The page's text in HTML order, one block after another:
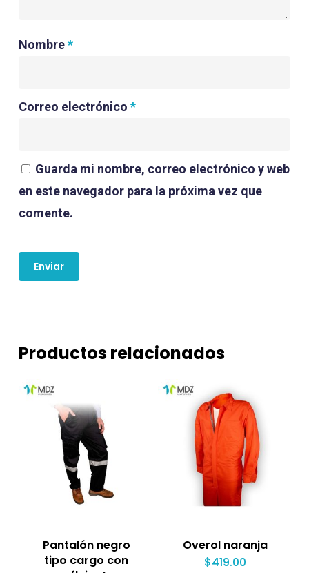
Nombre*
Correo electrónico *
Guarda mi nombre, correo electrónico y web
en este navegador para la próxima vez que
comente.
Productos relacionados
Pantalón negro
tipo cargo con
Overol naranja
$419.00